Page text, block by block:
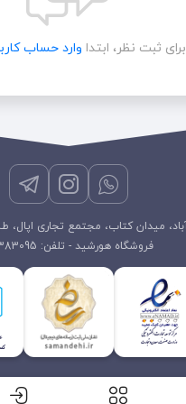
برای ثبت نظر، ابتدا وارد حساب
فروشگاه هورشید - تلفن: 22383095